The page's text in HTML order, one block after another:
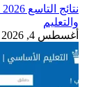
والتعليم
أغسطس 4, 2026